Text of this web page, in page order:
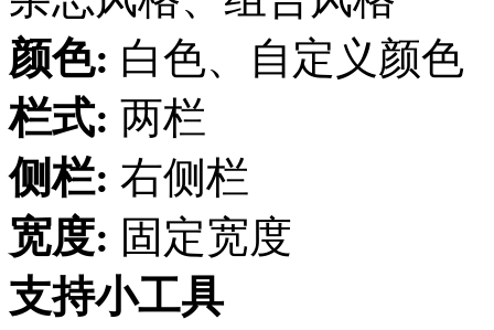
颜色: 白色、自定义颜色
栏式: 两栏
侧栏: 右侧栏
宽度: 固定宽度
支持小工具